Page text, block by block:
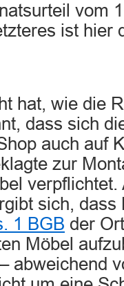
vom
ist hier
hat, wie die
dass sich
auch auf
zur
sich, dass
1 BGB der
Möbel
abweichend